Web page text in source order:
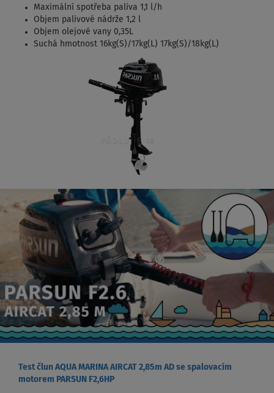
Maximální spotřeba paliva 1,1 l/h
Objem palivové nádrže 1,2 l
Objem olejové vany 0,35L
Suchá hmotnost 16kg(S)/17kg(L) 17kg(S)/18kg(L)
Test člun AQUA MARINA AIRCAT 2,85m AD se spalovacím
motorem PARSUN F2,6HP